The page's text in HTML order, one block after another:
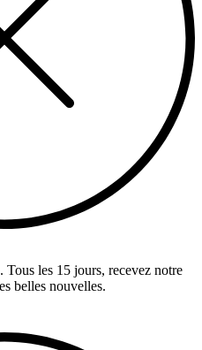
les 15 jours, recevez notre
belles nouvelles.